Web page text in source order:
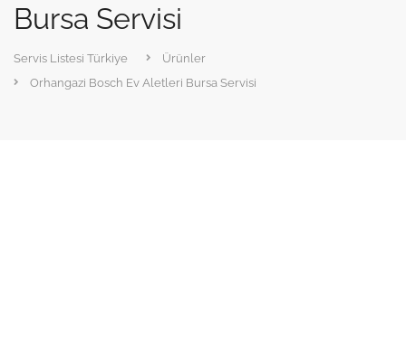
Bursa Servisi
Servis Listesi Türkiye
Ürünler
Orhangazi Bosch Ev Aletleri Bursa Servisi